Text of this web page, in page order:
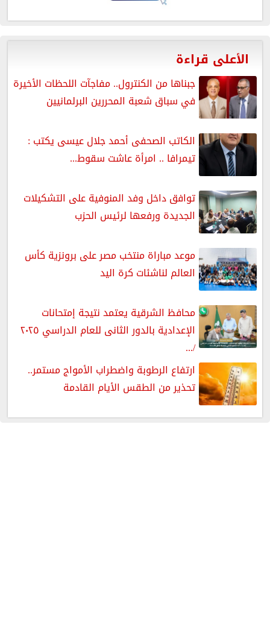
الأعلى قراءة
جبناها من الكنترول.. مفاجآت اللحظات الأخيرة
في سباق شعبة المحررين البرلمانيين
الكاتب الصحفى أحمد جلال عيسى يكتب :
تيمرافا .. امرأة عاشت سقوط...
توافق داخل وفد المنوفية على التشكيلات
الجديدة ورفعها لرئيس الحزب
موعد مباراة منتخب مصر على برونزية كأس
العالم لناشئات كرة اليد
محافظ الشرقية يعتمد نتيجة إمتحانات
الإعدادية بالدور الثانى للعام الدراسي ٢٠٢٥
/...
ارتفاع الرطوبة واضطراب الأمواج مستمر..
تحذير من الطقس الأيام القادمة